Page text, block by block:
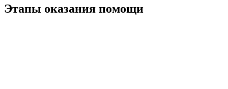
Этапы оказания помощи